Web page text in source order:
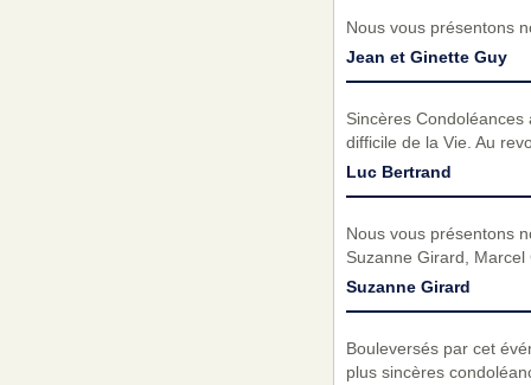
Nous vous présentons
Jean et Ginette Guy
Sincères
difficile de la Vie. Au
Luc Bertrand
Nous vous présentons
Suzanne Girard, Marcel
Suzanne Girard
Bouleversés par cet
plus sincères